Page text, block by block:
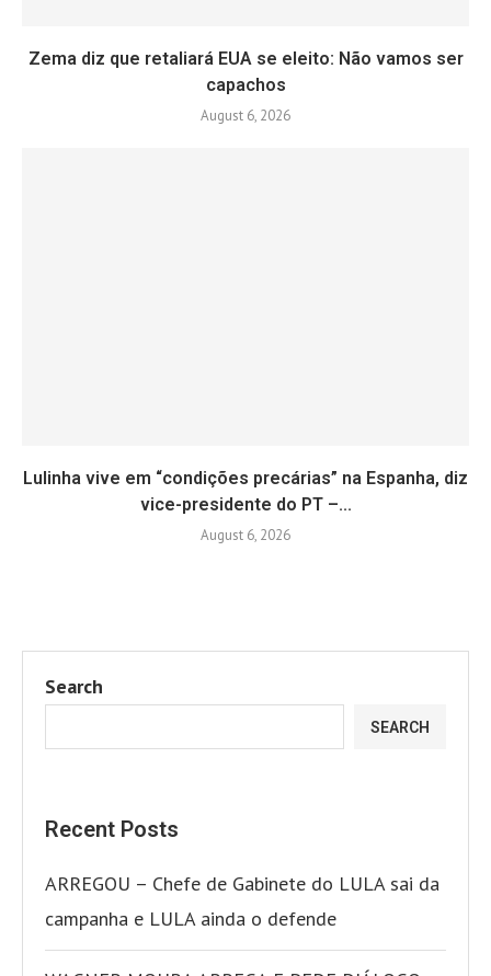
Zema diz que retaliará EUA se eleito: Não vamos ser
capachos
August 6, 2026
Lulinha vive em “condições precárias” na Espanha, diz
vice-presidente do PT –...
August 6, 2026
Search
SEARCH
Recent Posts
ARREGOU – Chefe de Gabinete do LULA sai da
campanha e LULA ainda o defende